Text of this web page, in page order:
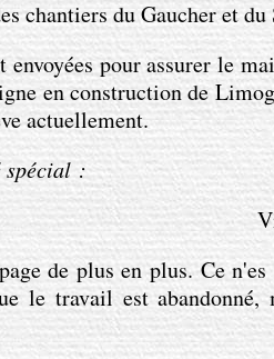
chantiers du Gaucher et
envoyées pour assurer le
en construction de
actuellement.
spécial :
de plus en plus. Ce
le travail est